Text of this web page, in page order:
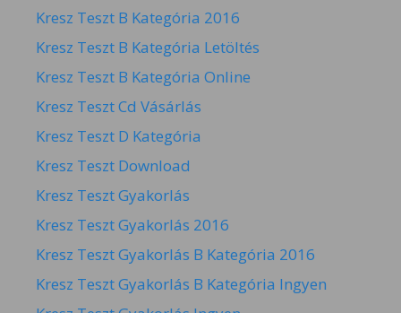
Kresz Teszt B Kategória 2016
Kresz Teszt B Kategória Letöltés
Kresz Teszt B Kategória Online
Kresz Teszt Cd Vásárlás
Kresz Teszt D Kategória
Kresz Teszt Download
Kresz Teszt Gyakorlás
Kresz Teszt Gyakorlás 2016
Kresz Teszt Gyakorlás B Kategória 2016
Kresz Teszt Gyakorlás B Kategória Ingyen